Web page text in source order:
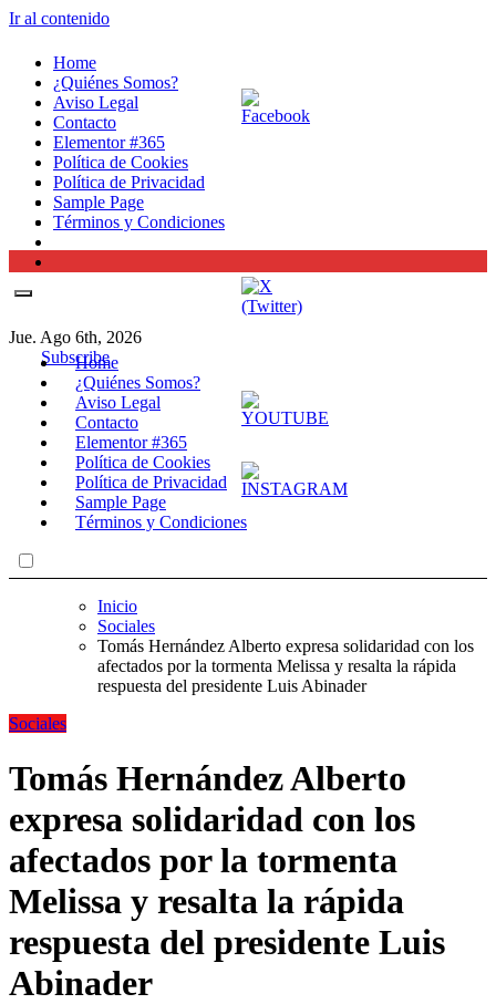
Ir al contenido
Home
¿Quiénes Somos?
Aviso Legal
Contacto
Elementor #365
Política de Cookies
Política de Privacidad
Sample Page
Términos y Condiciones
Jue. Ago 6th, 2026
Subscribe
Home
¿Quiénes Somos?
Aviso Legal
Contacto
Elementor #365
Política de Cookies
Política de Privacidad
Sample Page
Términos y Condiciones
Inicio
Sociales
Tomás Hernández Alberto expresa solidaridad con los
afectados por la tormenta Melissa y resalta la rápida
respuesta del presidente Luis Abinader
Sociales
Tomás Hernández Alberto
expresa solidaridad con los
afectados por la tormenta
Melissa y resalta la rápida
respuesta del presidente Luis
Abinader